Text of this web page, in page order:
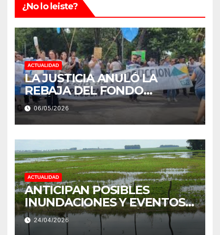
¿No lo leiste?
ACTUALIDAD
LA JUSTICIA ANULÓ LA
REBAJA DEL FONDO
ESTÍMULO A EMPLEADOS DE
PRODUCCIÓN DE LA
PROVINCIA DEL CHACO
06/05/2026
ACTUALIDAD
ANTICIPAN POSIBLES
INUNDACIONES Y EVENTOS
EXTREMOS: “PODRÍA SER UN
NIÑO MUY IMPORTANTE”
24/04/2026